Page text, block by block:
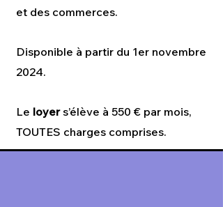
et des commerces.
Disponible à partir du 1er novembre
2024.
Le loyers’élève à 550 € par mois,
TOUTES charges comprises.